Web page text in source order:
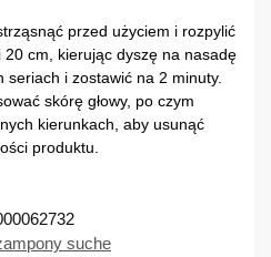
przed użyciem i rozpylić
20 cm, kierując dyszę na nasadę
seriach i zostawić na 2 minuty.
skórę głowy, po czym
kierunkach, aby usunąć
produktu.
suche